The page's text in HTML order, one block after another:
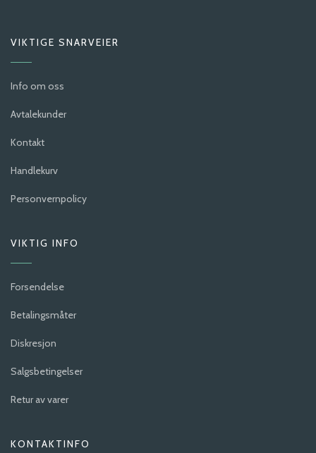
VIKTIGE SNARVEIER
Info om oss
Avtalekunder
Kontakt
Handlekurv
Personvernpolicy
VIKTIG INFO
Forsendelse
Betalingsmåter
Diskresjon
Salgsbetingelser
Retur av varer
KONTAKTINFO